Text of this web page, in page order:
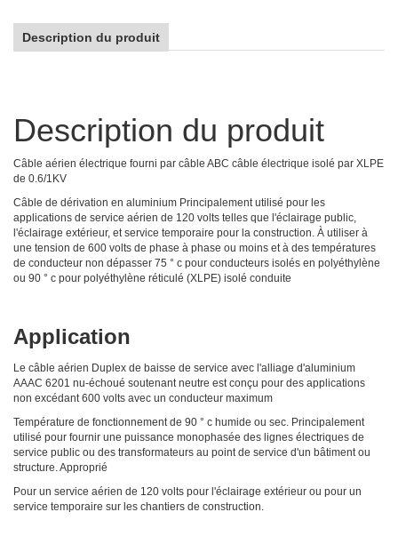
Description du produit
Description du produit
Câble aérien électrique fourni par câble ABC câble électrique isolé par XLPE
de 0.6/1KV
Câble de dérivation en aluminium Principalement utilisé pour les
applications de service aérien de 120 volts telles que l'éclairage public,
l'éclairage extérieur, et service temporaire pour la construction. À utiliser à
une tension de 600 volts de phase à phase ou moins et à des températures
de conducteur non dépasser 75 ° c pour conducteurs isolés en polyéthylène
ou 90 ° c pour polyéthylène réticulé (XLPE) isolé conduite
Application
Le câble aérien Duplex de baisse de service avec l'alliage d'aluminium
AAAC 6201 nu-échoué soutenant neutre est conçu pour des applications
non excédant 600 volts avec un conducteur maximum
Température de fonctionnement de 90 ° c humide ou sec. Principalement
utilisé pour fournir une puissance monophasée des lignes électriques de
service public ou des transformateurs au point de service d'un bâtiment ou
structure. Approprié
Pour un service aérien de 120 volts pour l'éclairage extérieur ou pour un
service temporaire sur les chantiers de construction.